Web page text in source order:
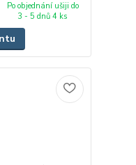
Po objednání ušiji do
3 - 5 dnů 4 ks